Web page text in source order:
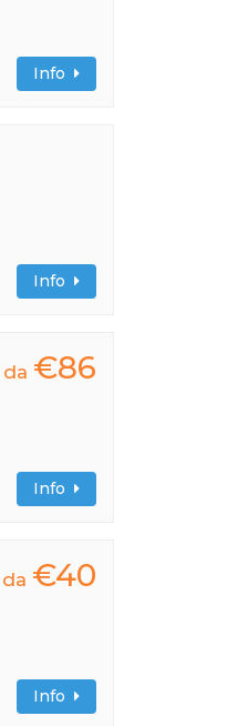
Info
Info
da €86
Info
da €40
Info